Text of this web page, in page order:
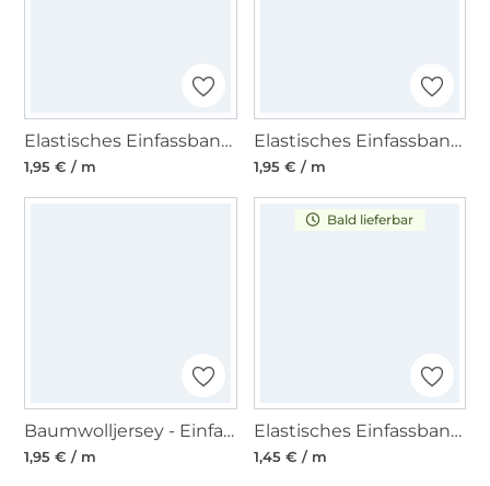
Elastisches Einfassband Glitzer, mint
1,95 € / m
Elastisches Einfassband Glitzer, schwarz
1,95 € / m
Baumwolljersey - Einfassband quer, petrol
1,95 € / m
Bald lieferbar
Elastisches Einfassband, rot 15 mm
1,45 € / m